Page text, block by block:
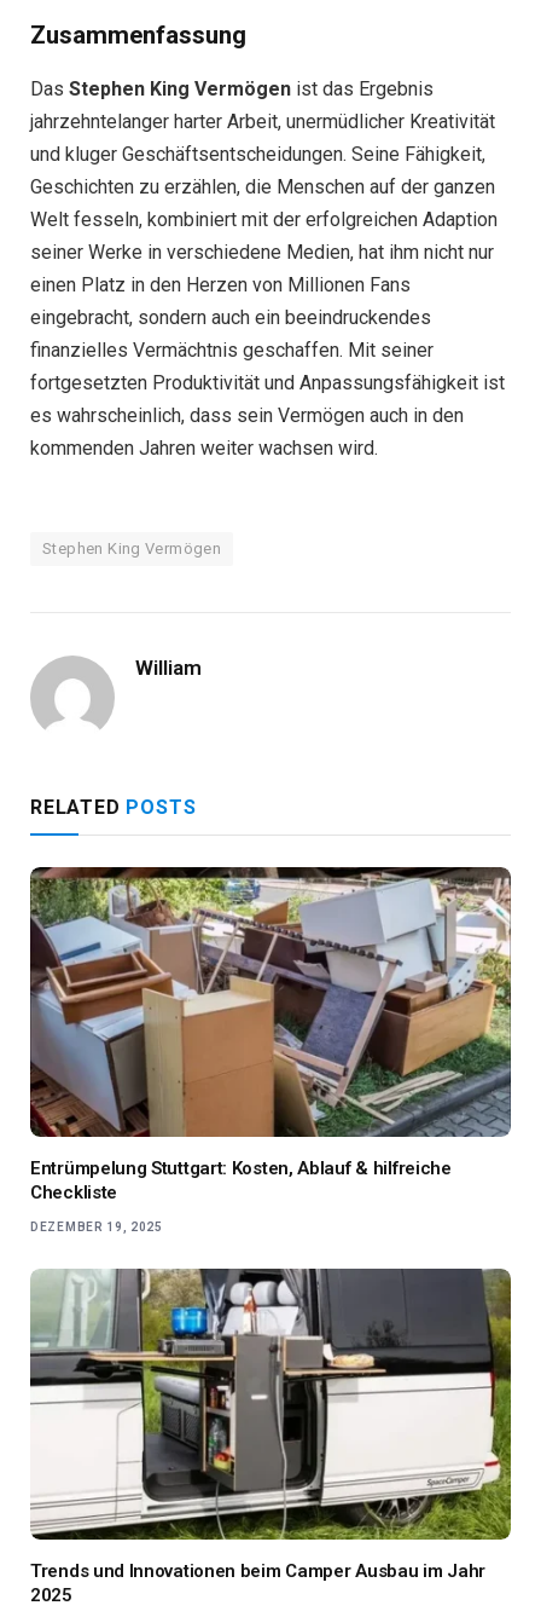
Zusammenfassung
Das Stephen King Vermögen ist das Ergebnis
jahrzehntelanger harter Arbeit, unermüdlicher Kreativität
und kluger Geschäftsentscheidungen. Seine Fähigkeit,
Geschichten zu erzählen, die Menschen auf der ganzen
Welt fesseln, kombiniert mit der erfolgreichen Adaption
seiner Werke in verschiedene Medien, hat ihm nicht nur
einen Platz in den Herzen von Millionen Fans
eingebracht, sondern auch ein beeindruckendes
finanzielles Vermächtnis geschaffen. Mit seiner
fortgesetzten Produktivität und Anpassungsfähigkeit ist
es wahrscheinlich, dass sein Vermögen auch in den
kommenden Jahren weiter wachsen wird.
Stephen King Vermögen
William
RELATED POSTS
Entrümpelung Stuttgart: Kosten, Ablauf & hilfreiche
Checkliste
DEZEMBER 19, 2025
Trends und Innovationen beim Camper Ausbau im Jahr
2025